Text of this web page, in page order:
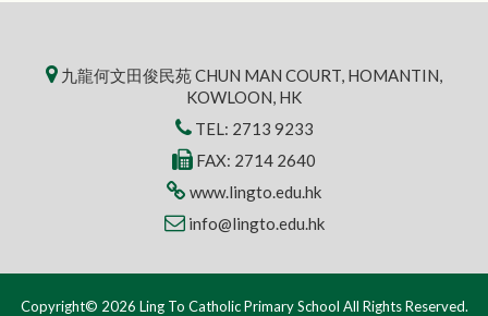
九龍何文田俊民苑 CHUN MAN COURT, HOMANTIN,
KOWLOON, HK
TEL: 2713 9233
FAX: 2714 2640
www.lingto.edu.hk
info@lingto.edu.hk
Copyright© 2026 Ling To Catholic Primary School All Rights Reserved.